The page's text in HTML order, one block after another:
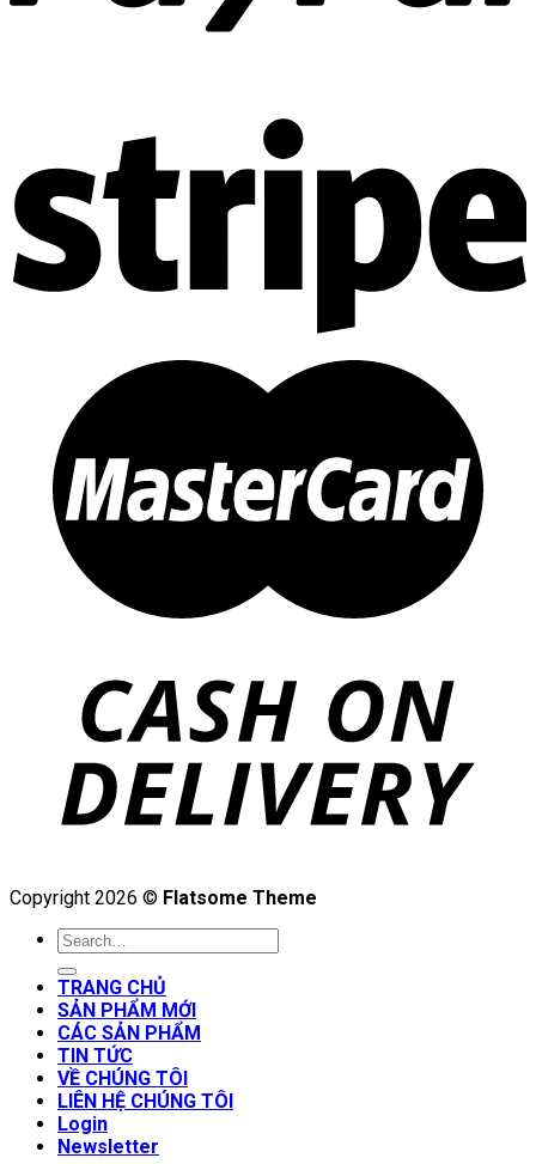
Copyright 2026 © Flatsome Theme
Search
for:
TRANG CHỦ
SẢN PHẨM MỚI
CÁC SẢN PHẨM
TIN TỨC
VỀ CHÚNG TÔI
LIÊN HỆ CHÚNG TÔI
Login
Newsletter